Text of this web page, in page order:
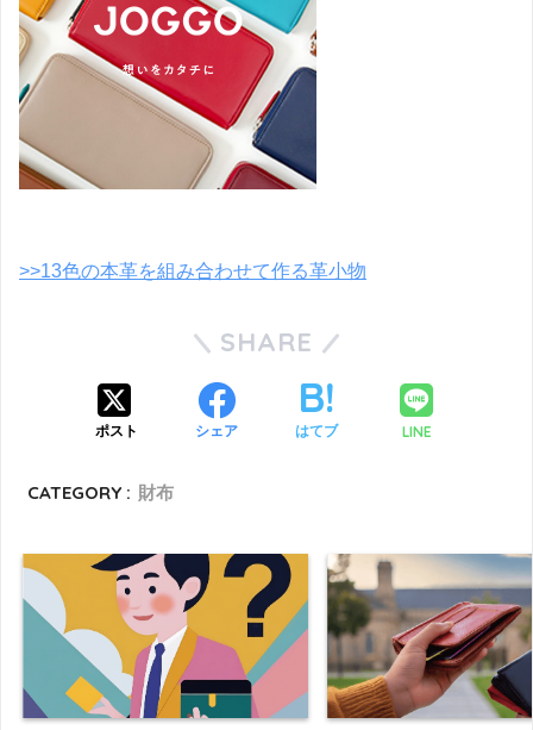
>>13色の本革を組み合わせて作る革小物
SHARE
ポスト シェア はてブ LINE
CATEGORY : 財布